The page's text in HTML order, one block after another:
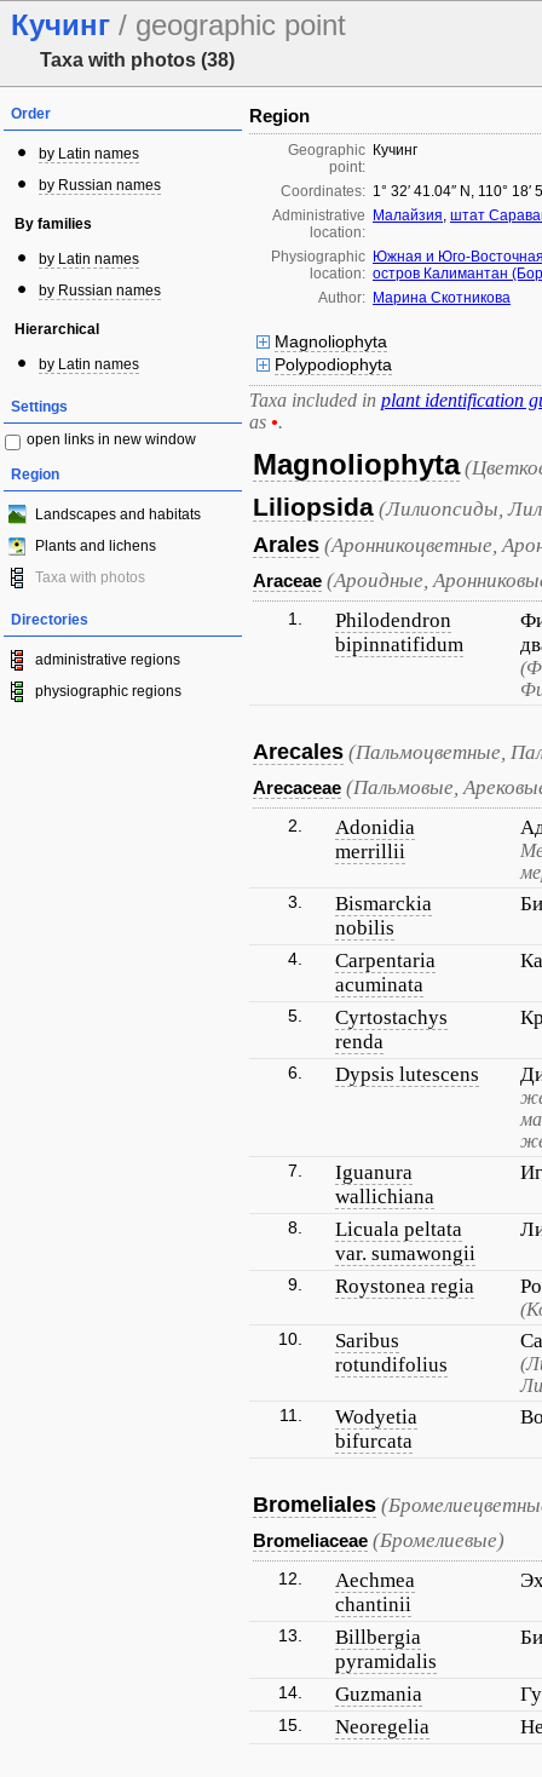
Кучинг / geographic point
Taxa with photos (38)
Order
by Latin names
by Russian names
By families
by Latin names
by Russian names
Hierarchical
by Latin names
Settings
open links in new window
Region
Landscapes and habitats
Plants and lichens
Taxa with photos
Directories
administrative regions
physiographic regions
Region
Geographic
point:
Кучинг
Coordinates: 1° 32′ 41.04″ N, 110°
Administrative
location:
Малайзия, штат
Physiographic
location:
Южная и Юго-
остров Калимантан
Author: Марина Скотникова
Magnoliophyta
Polypodiophyta
Taxa included in plant identification
as •.
Magnoliophyta
Liliopsida (Лилиопсиды,
Arales (Аронникоцветные,
Araceae (Ароидные,
1.
Philodendron
bipinnatifidum
Arecales (Пальмоцветные,
Arecaceae (Пальмовые,
2.
Adonidia
merrillii
3.
Bismarckia
nobilis
4.
Carpentaria
acuminata
5.
Cyrtostachys
renda
6. Dypsis lutescens
7.
Iguanura
wallichiana
8.
Licuala peltata
var. sumawongii
9. Roystonea regia
10.
Saribus
rotundifolius
11.
Wodyetia
bifurcata
Bromeliales
Bromeliaceae (Бромелиевые)
12.
Aechmea
chantinii
13.
Billbergia
pyramidalis
14. Guzmania
15. Neoregelia